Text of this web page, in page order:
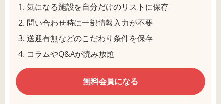
気になる施設を自分だけのリストに保存
問い合わせ時に一部情報入力が不要
送迎有無などのこだわり条件を保存
コラムやQ&Aが読み放題
無料会員になる